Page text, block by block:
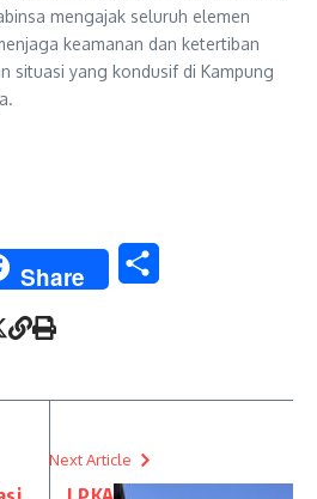
mengajak seluruh elemen
keamanan dan ketertiban
situasi yang kondusif di Kampung
Share
Next Article